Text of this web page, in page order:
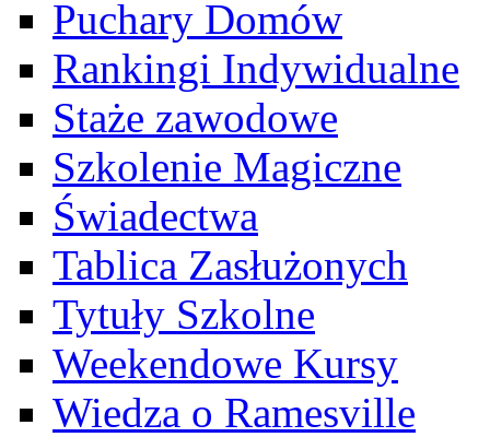
Puchary Domów
Rankingi Indywidualne
Staże zawodowe
Szkolenie Magiczne
Świadectwa
Tablica Zasłużonych
Tytuły Szkolne
Weekendowe Kursy
Wiedza o Ramesville